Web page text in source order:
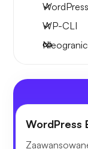
WP-CLI
WordPress